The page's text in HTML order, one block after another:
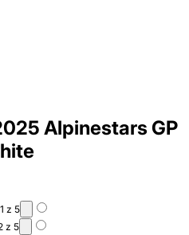
Alpinestars GP
z 5
z 5